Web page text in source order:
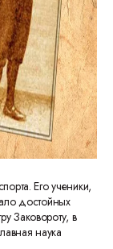
Его ученики,
достойных
Заковороту, в
наука